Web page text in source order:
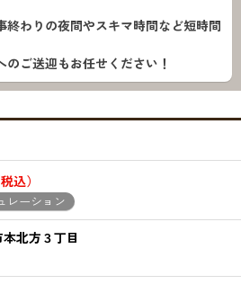
わりの夜間やスキマ時間など短時間
ご送迎もお任せください！
込）
レーション
北方３丁目